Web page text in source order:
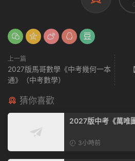
0
上一篇
2027版馬哥數學《中考幾何一本
通》（中考數學）
猜你喜歡
2027版中考《萬唯
3小時前